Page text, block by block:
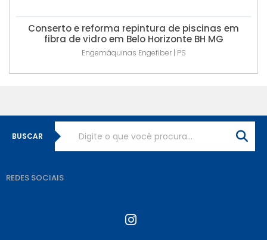
Conserto e reforma repintura de piscinas em
fibra de vidro em Belo Horizonte BH MG
Engemáquinas Engefiber | PS
BUSCAR
REDES SOCIAIS